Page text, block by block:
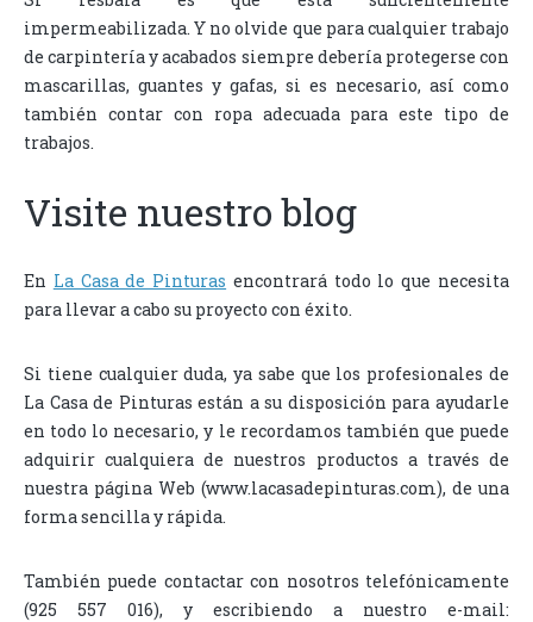
impermeabilizada. Y no olvide que para cualquier trabajo
de carpintería y acabados siempre debería protegerse con
mascarillas, guantes y gafas, si es necesario, así como
también contar con ropa adecuada para este tipo de
trabajos.
Visite nuestro blog
En La Casa de Pinturas encontrará todo lo que necesita
para llevar a cabo su proyecto con éxito.
Si tiene cualquier duda, ya sabe que los profesionales de
La Casa de Pinturas están a su disposición para ayudarle
en todo lo necesario, y le recordamos también que puede
adquirir cualquiera de nuestros productos a través de
nuestra página Web (www.lacasadepinturas.com), de una
forma sencilla y rápida.
También puede contactar con nosotros telefónicamente
(925 557 016), y escribiendo a nuestro e-mail: